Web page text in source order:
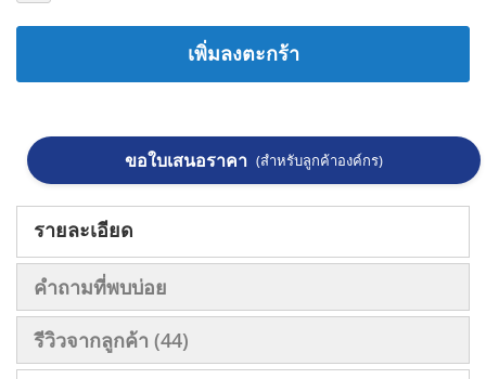
เพิ่มลงตะกร้า
ขอใบเสนอราคา (สำหรับลูกค้าองค์กร)
รายละเอียด
คำถามที่พบบ่อย
รีวิวจากลูกค้า 44